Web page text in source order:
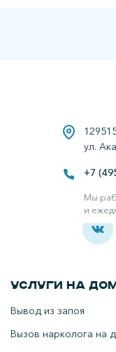
ул.
+7
Мы
и
Услуги на
Вывод из запоя
Вызов нарколога на